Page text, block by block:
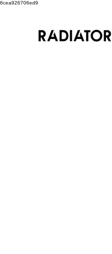
6cea926706ed9